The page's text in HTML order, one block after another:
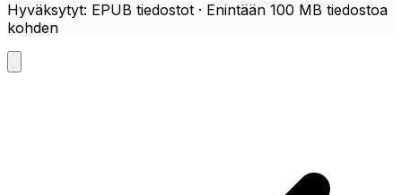
Hyväksytyt: EPUB tiedostot · Enintään 100 MB tiedostoa
kohden